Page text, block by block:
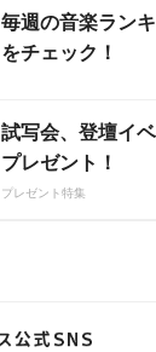
毎週の音楽ラン
をチェック！
試写会、登壇イ
プレゼント！
プレゼント特集